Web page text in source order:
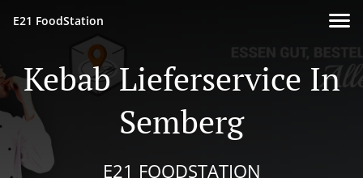
E21 FoodStation
Kebab Lieferservice In
Semberg
E21 FOODSTATION